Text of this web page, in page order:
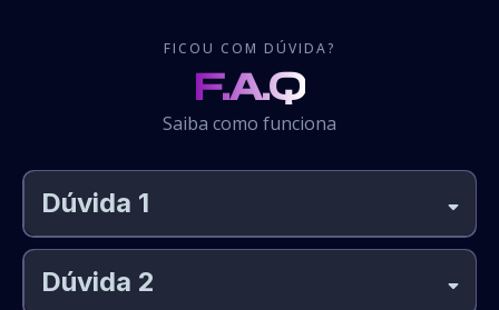
FICOU COM DÚVIDA?
F.A.Q
Saiba como funciona
Dúvida 1
Dúvida 2